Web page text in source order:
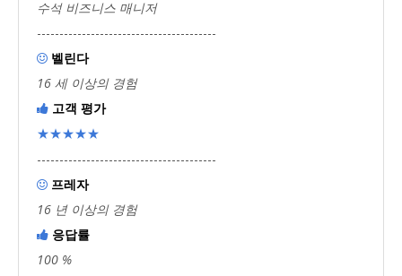
수석 비즈니스 매니저
----------------------------------------
 벨린다
16 세 이상의 경험
 고객 평가
★★★★★
----------------------------------------
 프레자
16 년 이상의 경험
 응답률
100 %